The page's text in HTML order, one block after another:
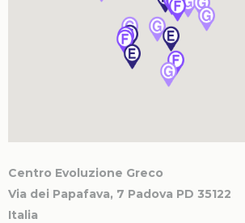
Centro Evoluzione Greco
Via dei Papafava, 7 Padova PD 35122
Italia